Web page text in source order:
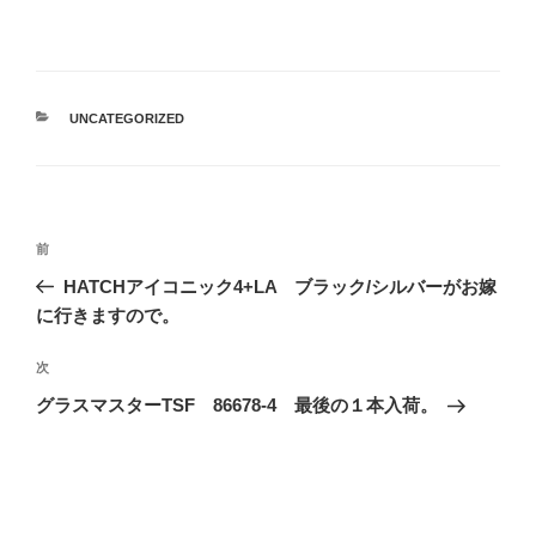
カ
UNCATEGORIZED
投
ナ
ゲ
ー
前
の
投
前
HATCHアイコニック4+LA ブラック/シルバーがお嫁
に行きますので。
次
の
次
グラスマスターTSF 86678-4 最後の１本入荷。